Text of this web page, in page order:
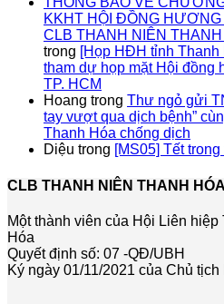
KKHT HỘI ĐỒNG
CLB THANH NIÊN
trong
[Họp HĐH tỉnh
tham dự họp mặt Hội đồng
TP. HCM
Hoang trong Thư ngỏ gửi
tay vượt qua dịch bệnh”
Thanh Hóa chống dịch
Diệu trong [MS05] Tết trong
CLB THANH NIÊN THANH
Một thành viên của Hội Liên
Hóa
Quyết định số: 07 -QĐ/UBH
Ký ngày 01/11/2021 của Chủ